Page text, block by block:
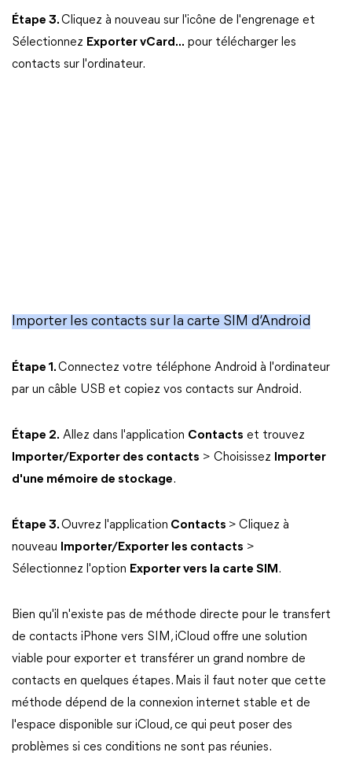
Étape 3.Cliquez à nouveau sur l'icône de l'engrenage et
Sélectionnez Exporter vCard... pour télécharger les
contacts sur l'ordinateur.
Importer les contacts sur la carte SIM d‘Android
Étape 1.Connectez votre téléphone Android à l'ordinateur
par un câble USB et copiez vos contacts sur Android.
Étape 2. Allez dans l'application Contacts et trouvez
Importer/Exporter des contacts > Choisissez
Importer
d'une mémoire de stockage.
Étape 3.Ouvrez l'application Contacts > Cliquez à
nouveau
Importer/Exporter les contacts >
Sélectionnez l'option Exporter vers la carte SIM .
Bien qu'il n'existe pas de méthode directe pour le transfert
de contacts iPhone vers SIM, iCloud offre une solution
viable pour exporter et transférer un grand nombre de
contacts en quelques étapes. Mais il faut noter que cette
méthode dépend de la connexion internet stable et de
l'espace disponible sur iCloud, ce qui peut poser des
problèmes si ces conditions ne sont pas réunies.